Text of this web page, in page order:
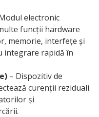
electronic
funcții hardware
memorie, interfețe și
integrare rapidă în
– Dispozitiv de
curenții reziduali
și